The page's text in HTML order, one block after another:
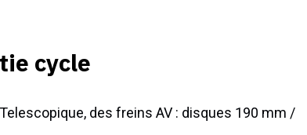
cycle
des freins AV : disques 190 mm /